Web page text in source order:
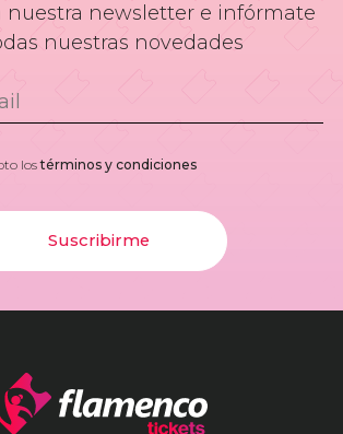
nuestra newsletter e infórmate
nuestras novedades
lostérminos y condiciones
Suscribirme